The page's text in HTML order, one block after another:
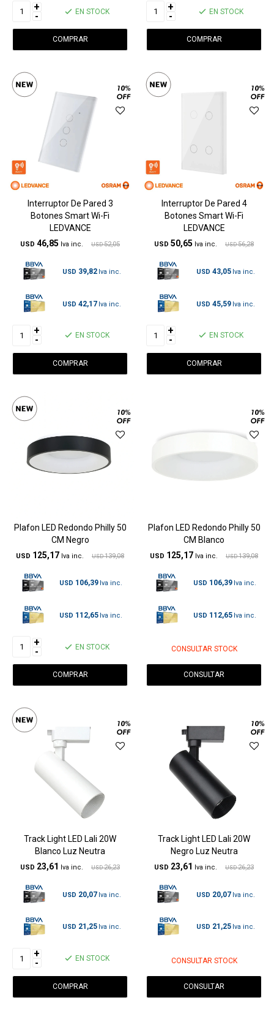
+
- EN STOCK +
- EN STOCK
Interruptor De Pared 3
Botones Smart Wi-Fi
LEDVANCE
USD 46,85 USD 52,05
USD 39,82
USD 42,17
+
- EN STOCK
Interruptor De Pared 4
Botones Smart Wi-Fi
LEDVANCE
USD 50,65 USD 56,28
USD 43,05
USD 45,59
+
- EN STOCK
Plafon LED Redondo Philly 50
CM Negro
USD 125,17 USD 139,08
USD 106,39
USD 112,65
+
- EN STOCK
Plafon LED Redondo Philly 50
CM Blanco
USD 125,17 USD 139,08
USD 106,39
USD 112,65
CONSULTAR STOCK
CONSULTAR
Track Light LED Lali 20W
Blanco Luz Neutra
USD 23,61 USD 26,23
USD 20,07
USD 21,25
+
- EN STOCK
Track Light LED Lali 20W
Negro Luz Neutra
USD 23,61 USD 26,23
USD 20,07
USD 21,25
CONSULTAR STOCK
CONSULTAR